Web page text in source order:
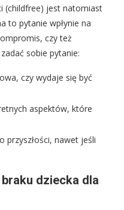
(childfree) jest natomiast
to pytanie wpłynie na
czy też
sobie pytanie:
czy wydaje się być
aspektów, które
przyszłości, nawet jeśli
dziecka dla